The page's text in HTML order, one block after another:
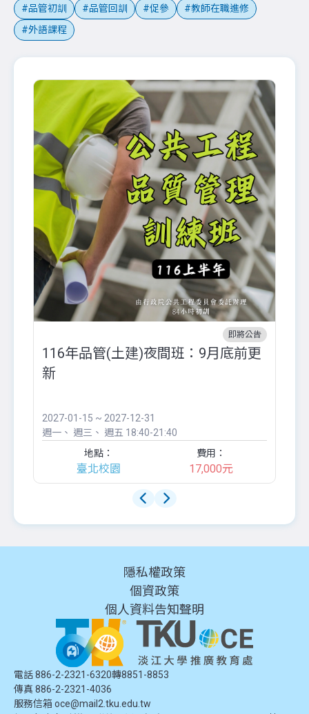
品管初訓 品管回訓 促參
教師在職進修
外語課程
即將公告
116年品管(土建)夜間班：9月底前更
新
2027-01-15 ~ 2027-12-31
週一
週三 週五 18:40-21:40
地點：
臺北校園
費用：
17,000元
隱私權政策
個資政策
個人資料告知聲明
電話 886-2-2321-6320轉8851-8853
傳真 886-2-2321-4036
服務信箱 oce@mail2.tku.edu.tw